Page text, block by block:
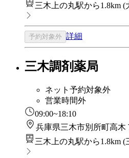
三木上の丸駅から1.8km (
予約対象外 詳細
三木調剤薬局
ネット予約対象外
営業時間外
09:00~18:10
兵庫県三木市別所町高木
三木上の丸駅から1.8km (